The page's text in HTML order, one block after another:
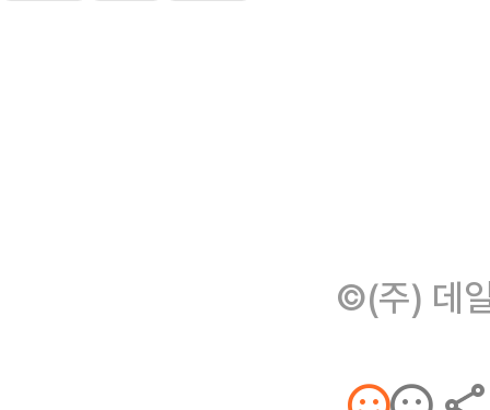
©(주) 데